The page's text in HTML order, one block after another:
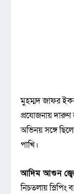
মুহম্মদ জাফর
প্রযোজনায় দারুণ
অভিনয় সঙ্গে
পাখি।
আদিম আগুন
নিচতলায়